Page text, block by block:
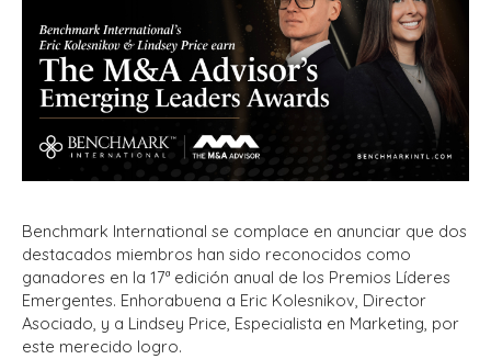
Benchmark International se complace en anunciar que dos
destacados miembros han sido reconocidos como
ganadores en la 17ª edición anual de los Premios Líderes
Emergentes. Enhorabuena a Eric Kolesnikov, Director
Asociado, y a Lindsey Price, Especialista en Marketing, por
este merecido logro.